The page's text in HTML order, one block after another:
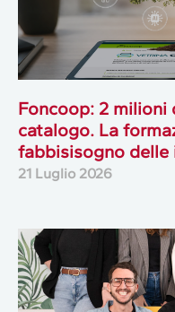
Foncoop: 2 milioni
catalogo. La
fabbisisogno delle
21 Luglio 2026